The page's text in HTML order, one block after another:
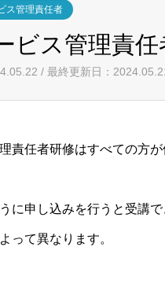
ス管理責任者
ビス管理責
/ 最終更新日：
責任者研修はすべての方
に申し込みを行うと受講
って異なります。